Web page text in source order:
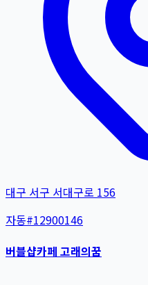
대구 서구 서대구로 156
자동#12900146
버블샵카페 고래의꿈